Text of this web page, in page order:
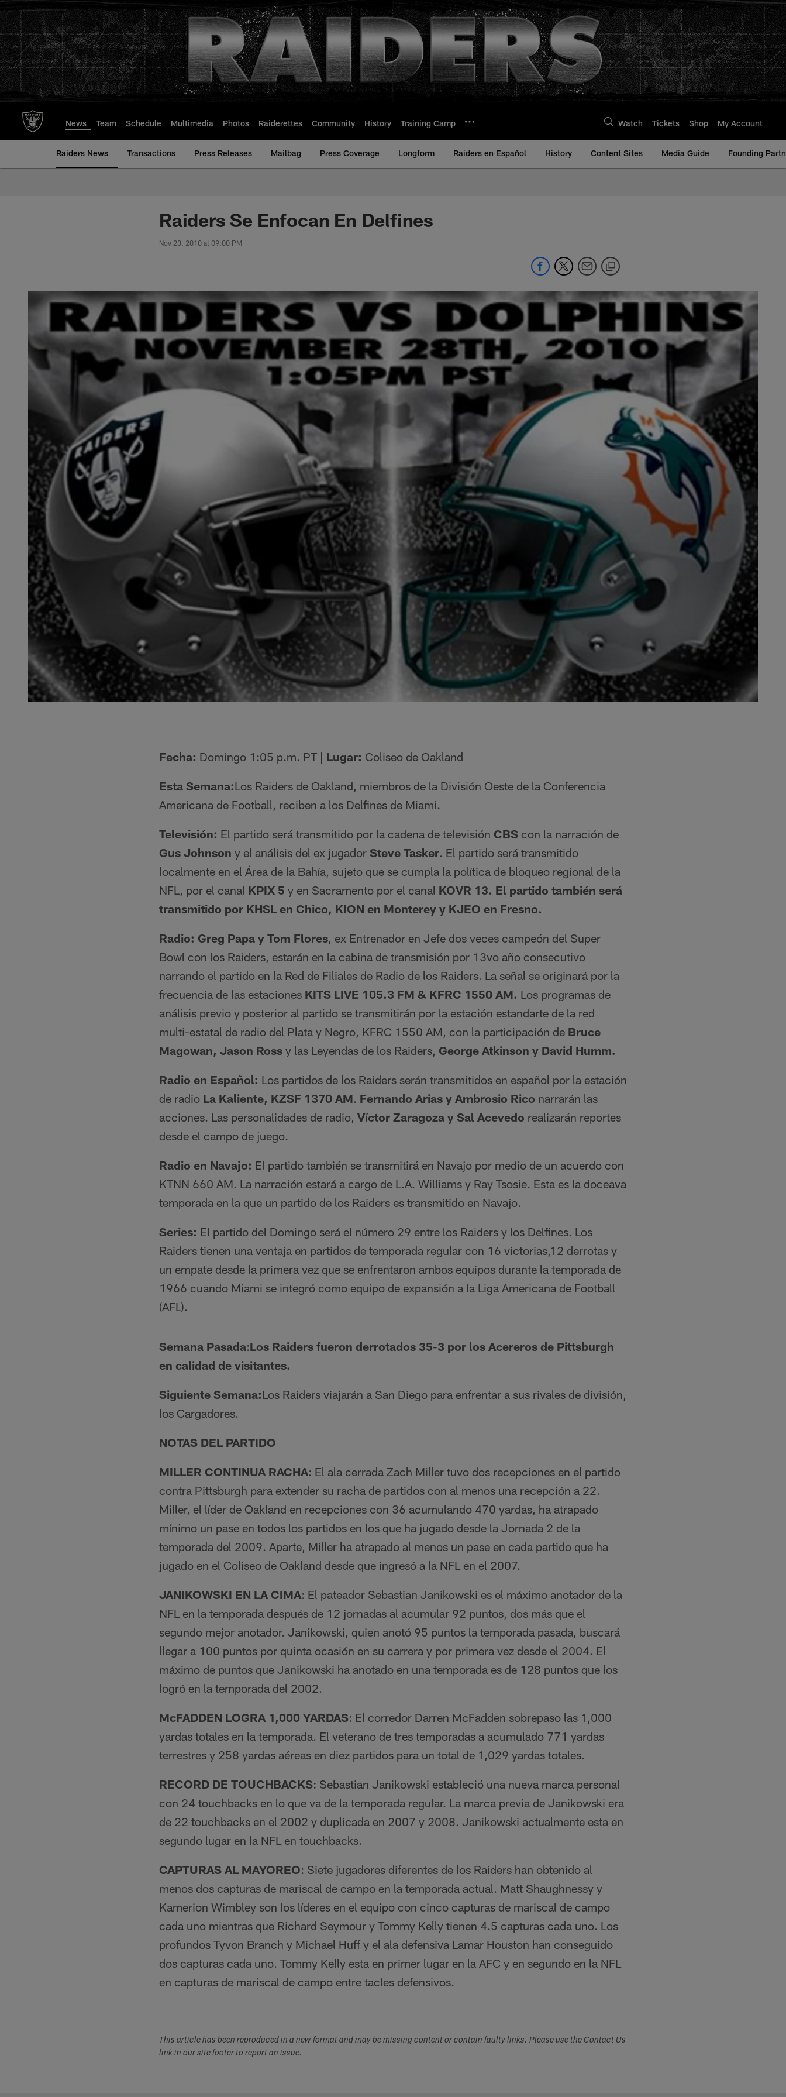
to
main
content
News Team Schedule Multimedia Photos Raiderettes Community History Training Camp Watch Tickets Shop My Account
Raiders News Transactions Press Releases Mailbag Press Coverage Longform Raiders en Español History Content Sites Media Guide Founding
Raiders Se Enfocan En Delfines
Nov 23, 2010 at 09:00 PM
Fecha: Domingo 1:05 p.m. PT | Lugar: Coliseo de Oakland
Esta Semana:Los Raiders de Oakland, miembros de la División Oeste de la Conferencia
Americana de Football, reciben a los Delfines de Miami.
Televisión: El partido será transmitido por la cadena de televisión CBS con la narración de
Gus Johnson y el análisis del ex jugador Steve Tasker. El partido será transmitido
localmente en el Área de la Bahía, sujeto que se cumpla la política de bloqueo regional de la
NFL, por el canal KPIX 5 y en Sacramento por el canal KOVR 13. El partido también será
transmitido por KHSL en Chico, KION en Monterey y KJEO en Fresno.
Radio: Greg Papa y Tom Flores, ex Entrenador en Jefe dos veces campeón del Super
Bowl con los Raiders, estarán en la cabina de transmisión por 13vo año consecutivo
narrando el partido en la Red de Filiales de Radio de los Raiders. La señal se originará por la
frecuencia de las estaciones KITS LIVE 105.3 FM & KFRC 1550 AM. Los programas de
análisis previo y posterior al partido se transmitirán por la estación estandarte de la red
multi-estatal de radio del Plata y Negro, KFRC 1550 AM, con la participación de Bruce
Magowan, Jason Ross y las Leyendas de los Raiders, George Atkinson y David Humm.
Radio en Español: Los partidos de los Raiders serán transmitidos en español por la estación
de radio La Kaliente, KZSF 1370 AM. Fernando Arias y Ambrosio Rico narrarán las
acciones. Las personalidades de radio, Víctor Zaragoza y Sal Acevedo realizarán reportes
desde el campo de juego.
Radio en Navajo: El partido también se transmitirá en Navajo por medio de un acuerdo con
KTNN 660 AM. La narración estará a cargo de L.A. Williams y Ray Tsosie. Esta es la doceava
temporada en la que un partido de los Raiders es transmitido en Navajo.
Series: El partido del Domingo será el número 29 entre los Raiders y los Delfines. Los
Raiders tienen una ventaja en partidos de temporada regular con 16 victorias,12 derrotas y
un empate desde la primera vez que se enfrentaron ambos equipos durante la temporada de
1966 cuando Miami se integró como equipo de expansión a la Liga Americana de Football
(AFL).
Semana Pasada:Los Raiders fueron derrotados 35-3 por los Acereros de Pittsburgh
en calidad de visitantes.
Siguiente Semana:Los Raiders viajarán a San Diego para enfrentar a sus rivales de división,
los Cargadores.
NOTAS DEL PARTIDO
MILLER CONTINUA RACHA: El ala cerrada Zach Miller tuvo dos recepciones en el partido
contra Pittsburgh para extender su racha de partidos con al menos una recepción a 22.
Miller, el líder de Oakland en recepciones con 36 acumulando 470 yardas, ha atrapado
mínimo un pase en todos los partidos en los que ha jugado desde la Jornada 2 de la
temporada del 2009. Aparte, Miller ha atrapado al menos un pase en cada partido que ha
jugado en el Coliseo de Oakland desde que ingresó a la NFL en el 2007.
JANIKOWSKI EN LA CIMA: El pateador Sebastian Janikowski es el máximo anotador de la
NFL en la temporada después de 12 jornadas al acumular 92 puntos, dos más que el
segundo mejor anotador. Janikowski, quien anotó 95 puntos la temporada pasada, buscará
llegar a 100 puntos por quinta ocasión en su carrera y por primera vez desde el 2004. El
máximo de puntos que Janikowski ha anotado en una temporada es de 128 puntos que los
logró en la temporada del 2002.
McFADDEN LOGRA 1,000 YARDAS: El corredor Darren McFadden sobrepaso las 1,000
yardas totales en la temporada. El veterano de tres temporadas a acumulado 771 yardas
terrestres y 258 yardas aéreas en diez partidos para un total de 1,029 yardas totales.
RECORD DE TOUCHBACKS: Sebastian Janikowski estableció una nueva marca personal
con 24 touchbacks en lo que va de la temporada regular. La marca previa de Janikowski era
de 22 touchbacks en el 2002 y duplicada en 2007 y 2008. Janikowski actualmente esta en
segundo lugar en la NFL en touchbacks.
CAPTURAS AL MAYOREO: Siete jugadores diferentes de los Raiders han obtenido al
menos dos capturas de mariscal de campo en la temporada actual. Matt Shaughnessy y
Kamerion Wimbley son los líderes en el equipo con cinco capturas de mariscal de campo
cada uno mientras que Richard Seymour y Tommy Kelly tienen 4.5 capturas cada uno. Los
profundos Tyvon Branch y Michael Huff y el ala defensiva Lamar Houston han conseguido
dos capturas cada uno. Tommy Kelly esta en primer lugar en la AFC y en segundo en la NFL
en capturas de mariscal de campo entre tacles defensivos.
This article has been reproduced in a new format and may be missing content or contain faulty links. Please use the Contact Us
link in our site footer to report an issue.